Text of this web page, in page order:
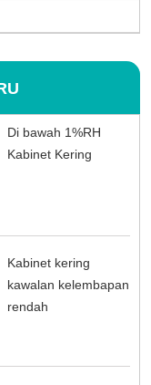
Di bawah 1%RH
Kabinet Kering
Kabinet kering
kawalan kelembapan
rendah